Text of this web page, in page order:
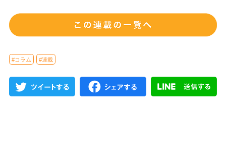
#コラム #連載